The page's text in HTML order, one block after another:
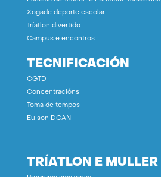
Xogade deporte escolar
Tríatlon divertido
Campus e encontros
TECNIFICACIÓN
CGTD
Concentracións
Toma de tempos
Eu son DGAN
TRÍATLON E MULLER